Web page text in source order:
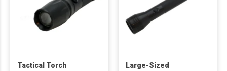
Tactical Torch
Large-Sized